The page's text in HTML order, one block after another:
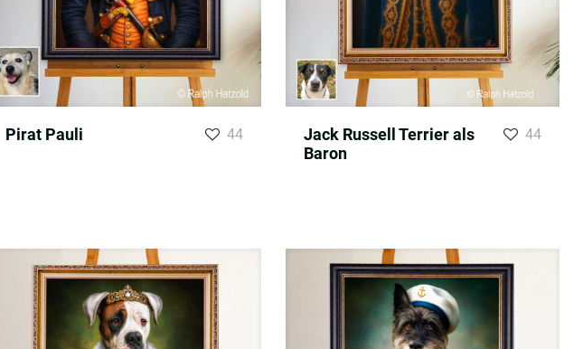
Pirat Pauli 44
Jack Russell Terrier als
Baron
44